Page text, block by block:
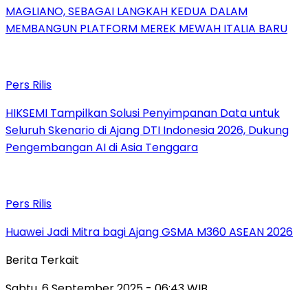
MAGLIANO, SEBAGAI LANGKAH KEDUA DALAM
MEMBANGUN PLATFORM MEREK MEWAH ITALIA BARU
Pers Rilis
HIKSEMI Tampilkan Solusi Penyimpanan Data untuk
Seluruh Skenario di Ajang DTI Indonesia 2026, Dukung
Pengembangan AI di Asia Tenggara
Pers Rilis
Huawei Jadi Mitra bagi Ajang GSMA M360 ASEAN 2026
Berita Terkait